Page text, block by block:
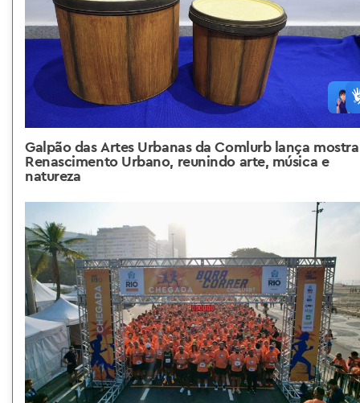
Galpão das Artes Urbanas da Comlurb lança mostra
Renascimento Urbano, reunindo arte, música e
natureza